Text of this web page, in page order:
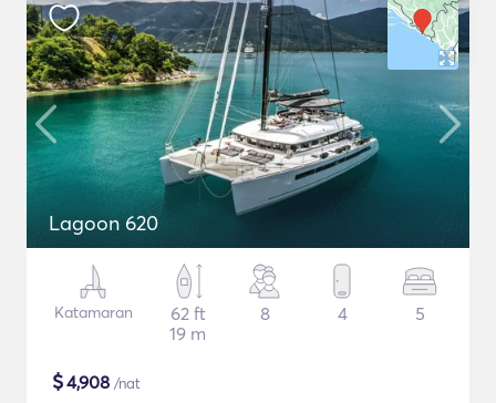
Lagoon 620
Katamaran
62 ft
19 m
8 4 5
$4,908 /nat